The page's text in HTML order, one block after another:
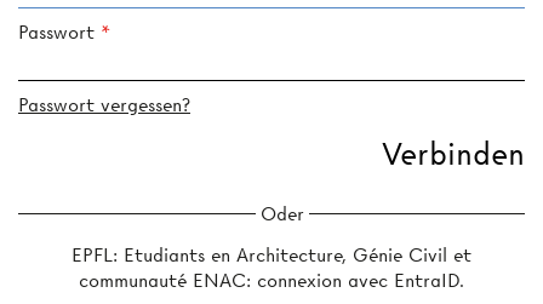
Passwort
Passwort vergessen?
Oder
EPFL: Etudiants en Architecture, Génie Civil et
communauté ENAC: connexion avec EntraID.